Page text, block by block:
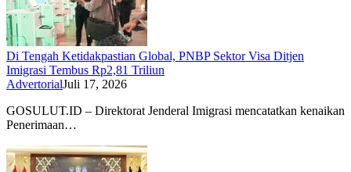
Di Tengah Ketidakpastian Global, PNBP Sektor Visa Ditjen
Imigrasi Tembus Rp2,81 Triliun
AdvertorialJuli 17, 2026
GOSULUT.ID – Direktorat Jenderal Imigrasi mencatatkan kenaikan
Penerimaan…